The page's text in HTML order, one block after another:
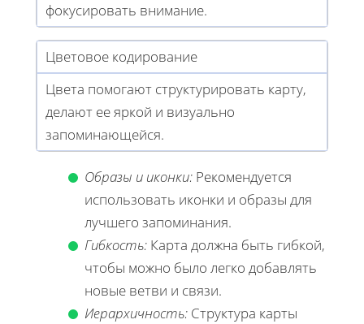
фокусировать внимание.
Цветовое кодирование
Цвета помогают структурировать карту,
делают ее яркой и визуально
запоминающейся.
Образы и иконки: Рекомендуется
использовать иконки и образы для
лучшего запоминания.
Гибкость: Карта должна быть гибкой,
чтобы можно было легко добавлять
новые ветви и связи.
Иерархичность: Структура карты